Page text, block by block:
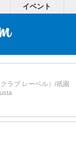
イベント
ラブ レーベル）/祇園